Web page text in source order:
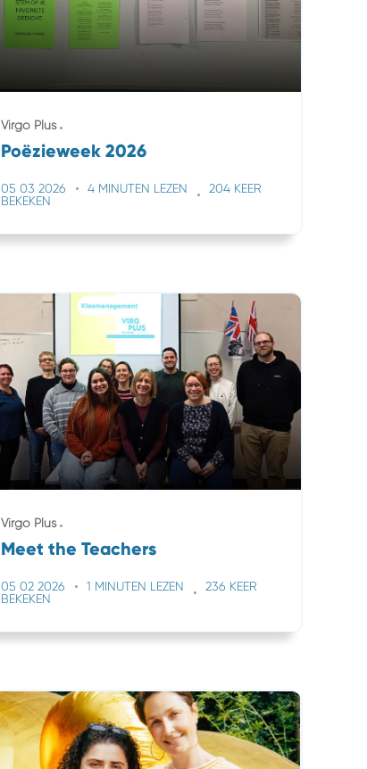
Virgo Plus
Poëzieweek 2026
05 03 2026 4 MINUTEN LEZEN
204 KEER
BEKEKEN
Virgo Plus
Meet the Teachers
05 02 2026 1 MINUTEN LEZEN
236 KEER
BEKEKEN